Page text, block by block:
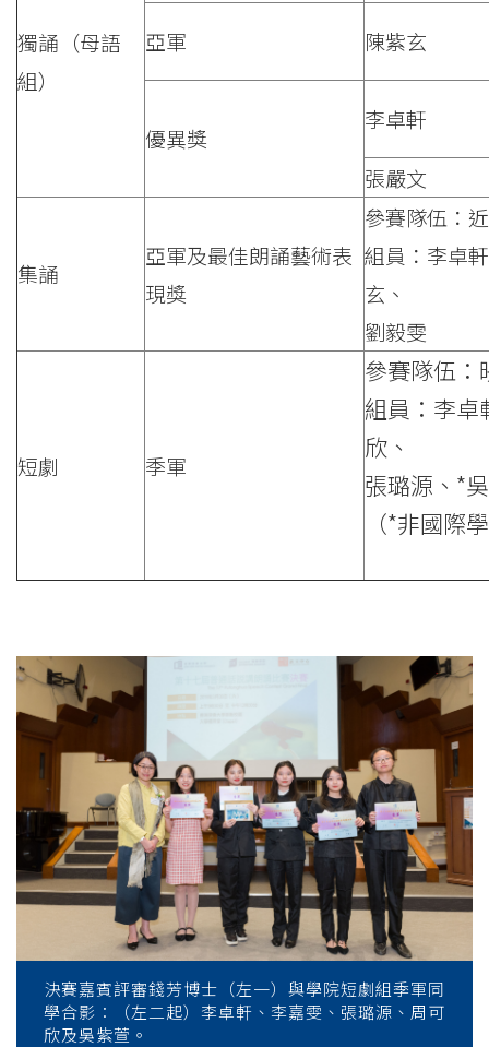
際
學
港
會
學
獨誦（母語
組）
亞軍 陳紫玄
優異獎
李卓軒
張嚴文
集誦
亞軍及最佳朗誦藝術表
現獎
參賽隊伍：
組員：李卓
玄、
劉毅雯
短劇 季軍
參賽隊伍：
組員：李卓
欣、
張璐源、*
（*非國際
決賽嘉賓評審錢芳博士（左一）與學院短劇組季軍同
學合影：（左二起）李卓軒、李嘉雯、張璐源、周可
欣及吳紫萱。